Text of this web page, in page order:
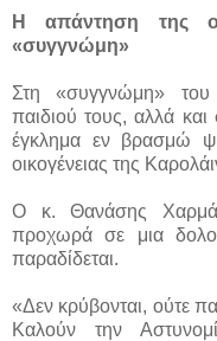
Η απάντηση της
«συγγνώμη»
Στη «συγγνώμη» του
παιδιού τους, αλλά και
έγκλημα εν βρασμώ
οικογένειας της
Ο κ. Θανάσης
προχωρά σε μια
παραδίδεται.
«Δεν κρύβονται, ούτε
Καλούν την